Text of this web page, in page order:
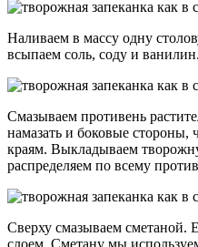
Наливаем в массу одну
всыпаем соль, соду и
Смазываем противень
намазать и боковые стороны,
краям. Выкладываем
распределяем по всему
Сверху смазываем